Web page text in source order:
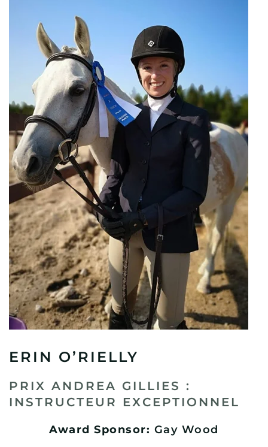
ERIN O’RIELLY
PRIX ANDREA GILLIES :
INSTRUCTEUR EXCEPTIONNEL
Award Sponsor: Gay Wood